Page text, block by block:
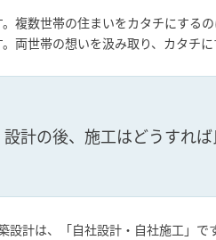
複数世帯の住まいをカタチにする
両世帯の想いを汲み取り、カタチ
設計の後、施工はどうすれ
設計は、「自社設計・自社施工」